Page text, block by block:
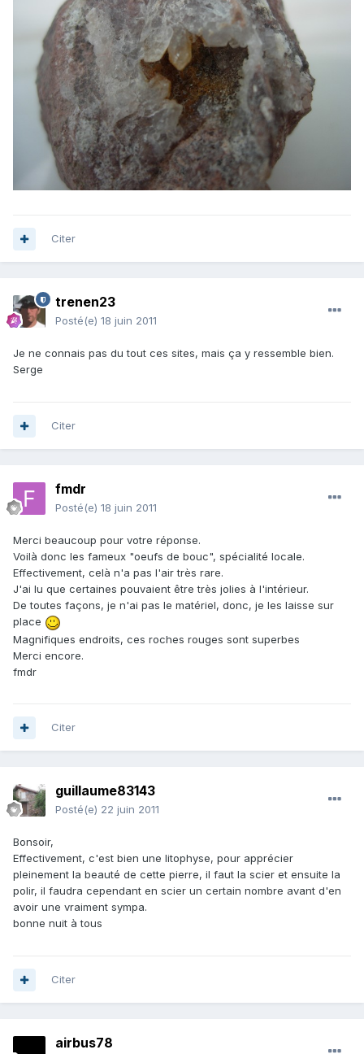
Citer
trenen23
Posté(e) 18 juin 2011
Je ne connais pas du tout ces sites, mais ça y ressemble bien.
Serge
Citer
fmdr
Posté(e) 18 juin 2011
Merci beaucoup pour votre réponse.
Voilà donc les fameux "oeufs de bouc", spécialité locale.
Effectivement, celà n'a pas l'air très rare.
J'ai lu que certaines pouvaient être très jolies à l'intérieur.
De toutes façons, je n'ai pas le matériel, donc, je les laisse sur
place
Magnifiques endroits, ces roches rouges sont superbes
Merci encore.
fmdr
Citer
guillaume83143
Posté(e) 22 juin 2011
Bonsoir,
Effectivement, c'est bien une litophyse, pour apprécier
pleinement la beauté de cette pierre, il faut la scier et ensuite la
polir, il faudra cependant en scier un certain nombre avant d'en
avoir une vraiment sympa.
bonne nuit à tous
Citer
airbus78